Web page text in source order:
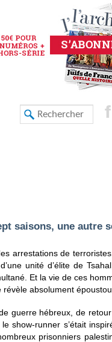
saisons, une autre
arrestations de
unité d’élite de Tsahal,
Et la vie de ces
absolument
guerre hébreux, de
show-runner s’était
prisonniers